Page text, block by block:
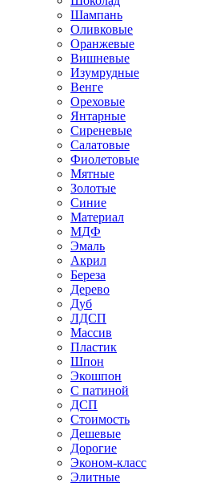
Шампань
Оливковые
Оранжевые
Вишневые
Изумрудные
Венге
Ореховые
Янтарные
Сиреневые
Салатовые
Фиолетовые
Мятные
Золотые
Синие
Материал
МДФ
Эмаль
Акрил
Береза
Дерево
Дуб
ЛДСП
Массив
Пластик
Шпон
Экошпон
С патиной
ДСП
Стоимость
Дешевые
Дорогие
Эконом-класс
Элитные